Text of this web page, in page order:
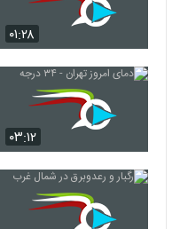
۰۱:۲۸
۰۳:۱۲